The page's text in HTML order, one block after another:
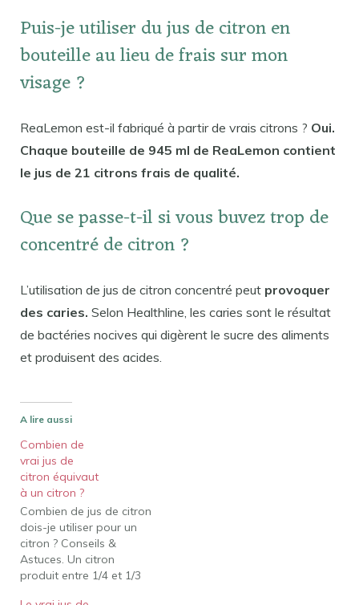
Puis-je utiliser du jus de citron en
bouteille au lieu de frais sur mon
visage ?
ReaLemon est-il fabriqué à partir de vrais citrons ? Oui.
Chaque bouteille de 945 ml de ReaLemon contient
le jus de 21 citrons frais de qualité.
Que se passe-t-il si vous buvez trop de
concentré de citron ?
L’utilisation de jus de citron concentré peut provoquer
des caries. Selon Healthline, les caries sont le résultat
de bactéries nocives qui digèrent le sucre des aliments
et produisent des acides.
A lire aussi
Combien de
vrai jus de
citron équivaut
à un citron ?
Combien de jus de citron
dois-je utiliser pour un
citron ? Conseils &
Astuces. Un citron
produit entre 1/4 et 1/3